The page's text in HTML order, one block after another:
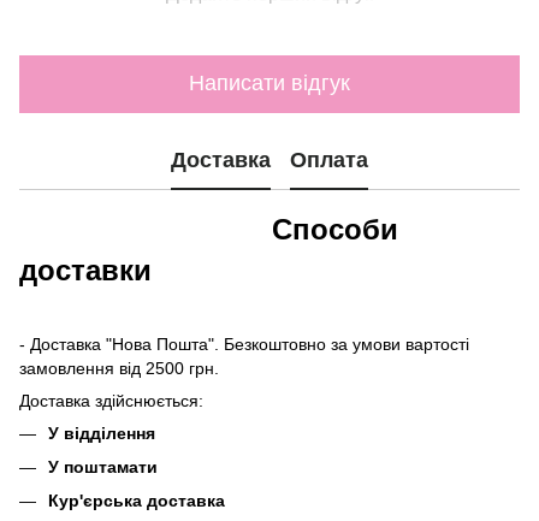
Написати відгук
Доставка Оплата
Способи
доставки
- Доставка "Нова Пошта". Безкоштовно за умови вартості
замовлення від 2500 грн.
Доставка здійснюється:
У відділення
У поштамати
Кур'єрська доставка